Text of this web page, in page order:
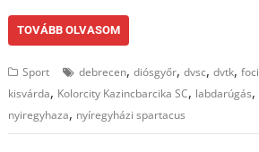
TOVÁBB OLVASOM
Sport debrecen,diósgyőr,dvsc,dvtk,foci
kisvárda, Kolorcity Kazincbarcika SC, labdarúgás,
nyiregyhaza, nyíregyházi spartacus